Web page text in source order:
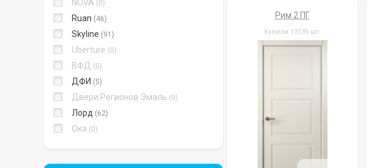
NOVA 0
Ruan 46
Skyline 91
Uberture 0
ВФД 0
ДФИ 5
Двери Регионов Эмаль 0
Лорд 62
Ока 0
Рим 2 ПГ
Купили 13135 шт.